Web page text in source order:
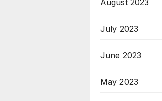
August 2023
July 2023
June 2023
May 2023